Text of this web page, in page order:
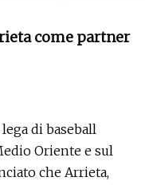
come partner
di baseball
Oriente e sul
che Arrieta,